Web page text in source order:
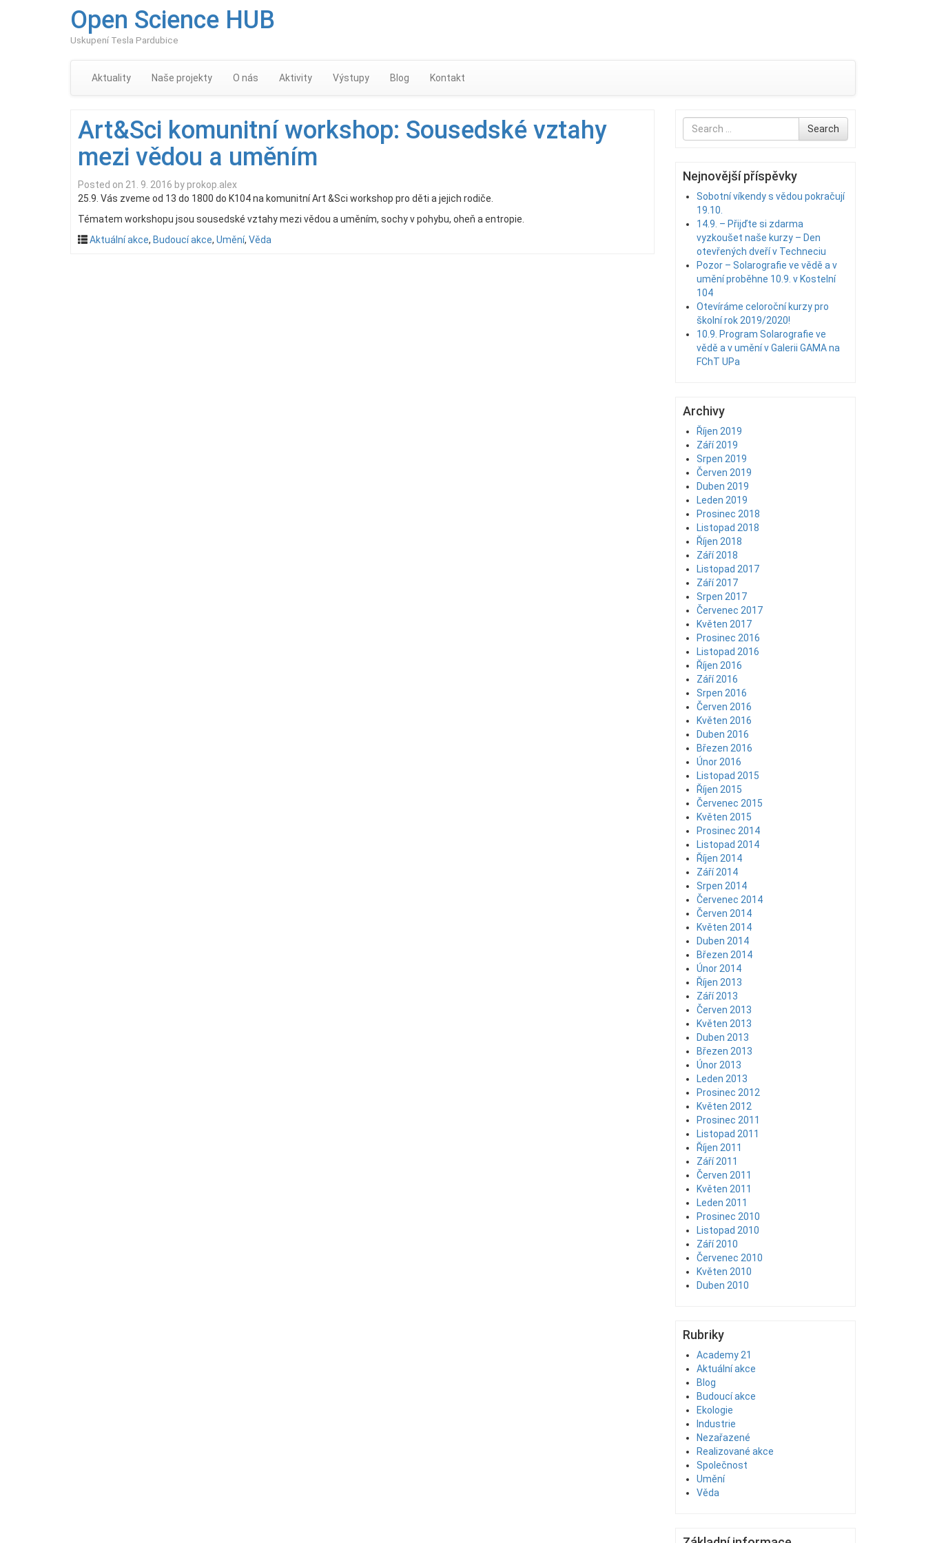
Open Science HUB
Uskupení Tesla Pardubice
Aktuality Naše projekty O nás Aktivity Výstupy Blog Kontakt
Art&Sci komunitní workshop: Sousedské vztahy
mezi vědou a uměním
Posted on 21. 9. 2016 by prokop.alex
25.9. Vás zveme od 13 do 1800 do K104 na komunitní Art &Sci workshop pro děti a jejich rodiče.
Tématem workshopu jsou sousedské vztahy mezi vědou a uměním, sochy v pohybu, oheň a entropie.
Aktuální akce, Budoucí akce, Umění, Věda
Search
for
Search
Nejnovější příspěvky
Sobotní víkendy s vědou pokračují
19.10.
14.9. – Přijďte si zdarma
vyzkoušet naše kurzy – Den
otevřených dveří v Techneciu
Pozor – Solarografie ve vědě a v
umění proběhne 10.9. v Kostelní
104
Otevíráme celoroční kurzy pro
školní rok 2019/2020!
10.9. Program Solarografie ve
vědě a v umění v Galerii GAMA na
FChT UPa
Archivy
Říjen 2019
Září 2019
Srpen 2019
Červen 2019
Duben 2019
Leden 2019
Prosinec 2018
Listopad 2018
Říjen 2018
Září 2018
Listopad 2017
Září 2017
Srpen 2017
Červenec 2017
Květen 2017
Prosinec 2016
Listopad 2016
Říjen 2016
Září 2016
Srpen 2016
Červen 2016
Květen 2016
Duben 2016
Březen 2016
Únor 2016
Listopad 2015
Říjen 2015
Červenec 2015
Květen 2015
Prosinec 2014
Listopad 2014
Říjen 2014
Září 2014
Srpen 2014
Červenec 2014
Červen 2014
Květen 2014
Duben 2014
Březen 2014
Únor 2014
Říjen 2013
Září 2013
Červen 2013
Květen 2013
Duben 2013
Březen 2013
Únor 2013
Leden 2013
Prosinec 2012
Květen 2012
Prosinec 2011
Listopad 2011
Říjen 2011
Září 2011
Červen 2011
Květen 2011
Leden 2011
Prosinec 2010
Listopad 2010
Září 2010
Červenec 2010
Květen 2010
Duben 2010
Rubriky
Academy 21
Aktuální akce
Blog
Budoucí akce
Ekologie
Industrie
Nezařazené
Realizované akce
Společnost
Umění
Věda